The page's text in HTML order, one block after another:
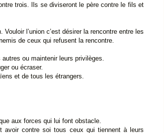
trois. Ils se diviseront le père contre le fils et
l’union c’est désirer la rencontre entre les
de ceux qui refusent la rencontre.
ou maintenir leurs privilèges.
ou écraser.
et de tous les étrangers.
aux forces qui lui font obstacle.
avoir contre soi tous ceux qui tiennent à leurs